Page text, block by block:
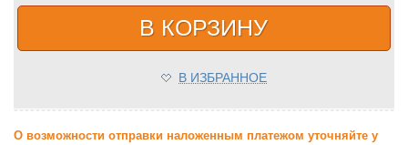
В КОРЗИНУ
В ИЗБРАННОЕ
О возможности отправки наложенным платежом уточняйте у